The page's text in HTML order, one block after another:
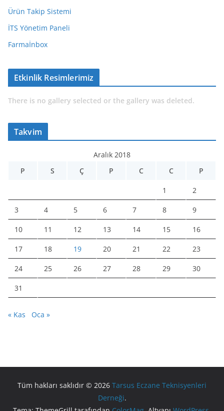
Ürün Takip Sistemi
İTS Yönetim Paneli
Farmaİnbox
Etkinlik Resimlerimiz
There is no gallery selected or the gallery was deleted.
Takvim
Aralık 2018
P
S Ç P C C P
1 2
3 4 5 6 7 8 9
10 11 12 13 14 15 16
17 18 19 20 21 22 23
24 25 26 27 28 29 30
31
« Kas Oca »
Tüm hakları saklıdır © 2026 Tarsus Eczane Teknisyenleri
Derneği.